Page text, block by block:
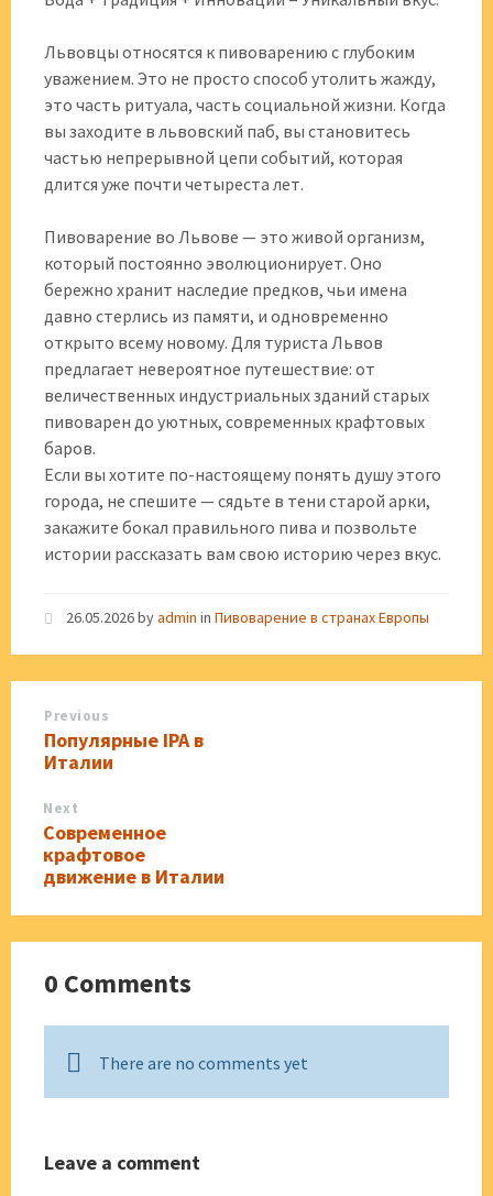
Львовцы относятся к пивоварению с глубоким
уважением. Это не просто способ утолить жажду,
это часть ритуала, часть социальной жизни. Когда
вы заходите в львовский паб, вы становитесь
частью непрерывной цепи событий, которая
длится уже почти четыреста лет.
Пивоварение во Львове — это живой организм,
который постоянно эволюционирует. Оно
бережно хранит наследие предков, чьи имена
давно стерлись из памяти, и одновременно
открыто всему новому. Для туриста Львов
предлагает невероятное путешествие: от
величественных индустриальных зданий старых
пивоварен до уютных, современных крафтовых
баров.
Если вы хотите по-настоящему понять душу этого
города, не спешите — сядьте в тени старой арки,
закажите бокал правильного пива и позвольте
истории рассказать вам свою историю через вкус.
26.05.2026byadmin in Пивоварение в странах Европы
Previous
Популярные IPA в
Италии
Next
Современное
крафтовое
движение в Италии
0 Comments
There are no comments yet
Leave a comment